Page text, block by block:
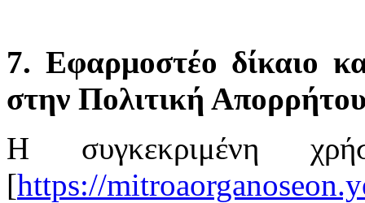
7. Εφαρμοστέο δίκαιο
στην Πολιτική
Η συγκεκριμένη
[https://